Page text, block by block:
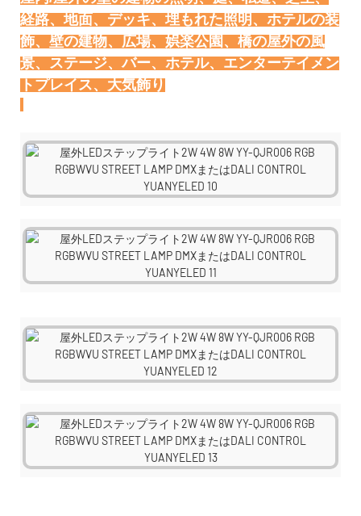
経路、地面、デッキ、埋もれた照明、ホテルの装
飾、壁の建物、広場、娯楽公園、橋の屋外の風
景、ステージ、バー、ホテル、エンターテイメン